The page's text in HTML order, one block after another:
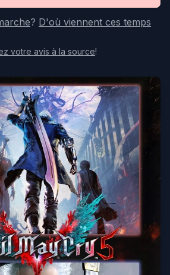
? D'où viennent ces temps
votre avis à la source!